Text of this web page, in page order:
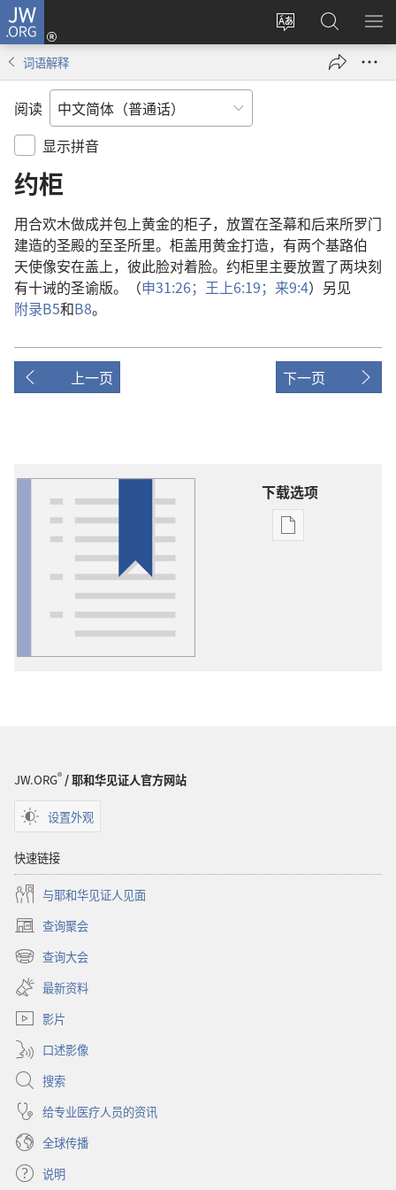
JW.ORG
更
登
录
（打
搜
索
JW.ORG
显
词语解释
阅读
显示拼音
约柜
用合欢木做成并包上黄金的柜子， 放置在圣幕和后来所罗门
建造的圣殿的至圣所里。 柜盖用黄金打造， 有两个基路伯
天使像安在盖上， 彼此脸对着脸。 约柜里主要放置了两块刻
有十诫的圣谕版。（申31:26； 王上6:19； 来9:4） 另见
附录B5和B8。
上一页 下一页
下载选项
出
JW.ORG®/ 耶和华见证人官方网站
设置外观
快速链接
与耶和华见证人见面
查询聚会
（打
开
新
窗
口）
查询大会
（打
开
新
窗
最新资料
影片
口述影像
搜索
给专业医疗人员的资讯
全球传播
说明